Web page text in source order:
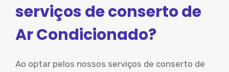
serviços de conserto de
Ar Condicionado?
Ao optar pelos nossos serviços de conserto de